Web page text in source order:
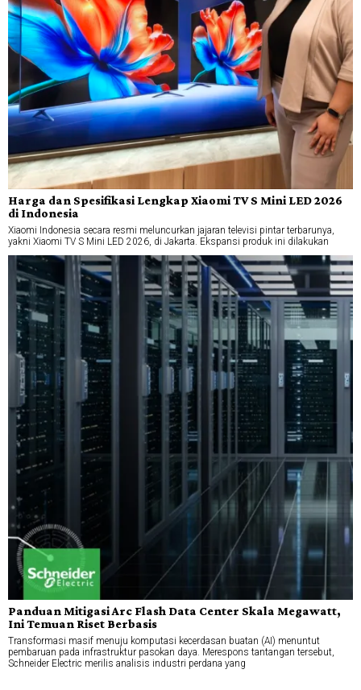
Harga dan Spesifikasi Lengkap Xiaomi TV S Mini LED 2026
di Indonesia
Xiaomi Indonesia secara resmi meluncurkan jajaran televisi pintar terbarunya,
yakni Xiaomi TV S Mini LED 2026, di Jakarta. Ekspansi produk ini dilakukan
Panduan Mitigasi Arc Flash Data Center Skala Megawatt,
Ini Temuan Riset Berbasis
Transformasi masif menuju komputasi kecerdasan buatan (AI) menuntut
pembaruan pada infrastruktur pasokan daya. Merespons tantangan tersebut,
Schneider Electric merilis analisis industri perdana yang